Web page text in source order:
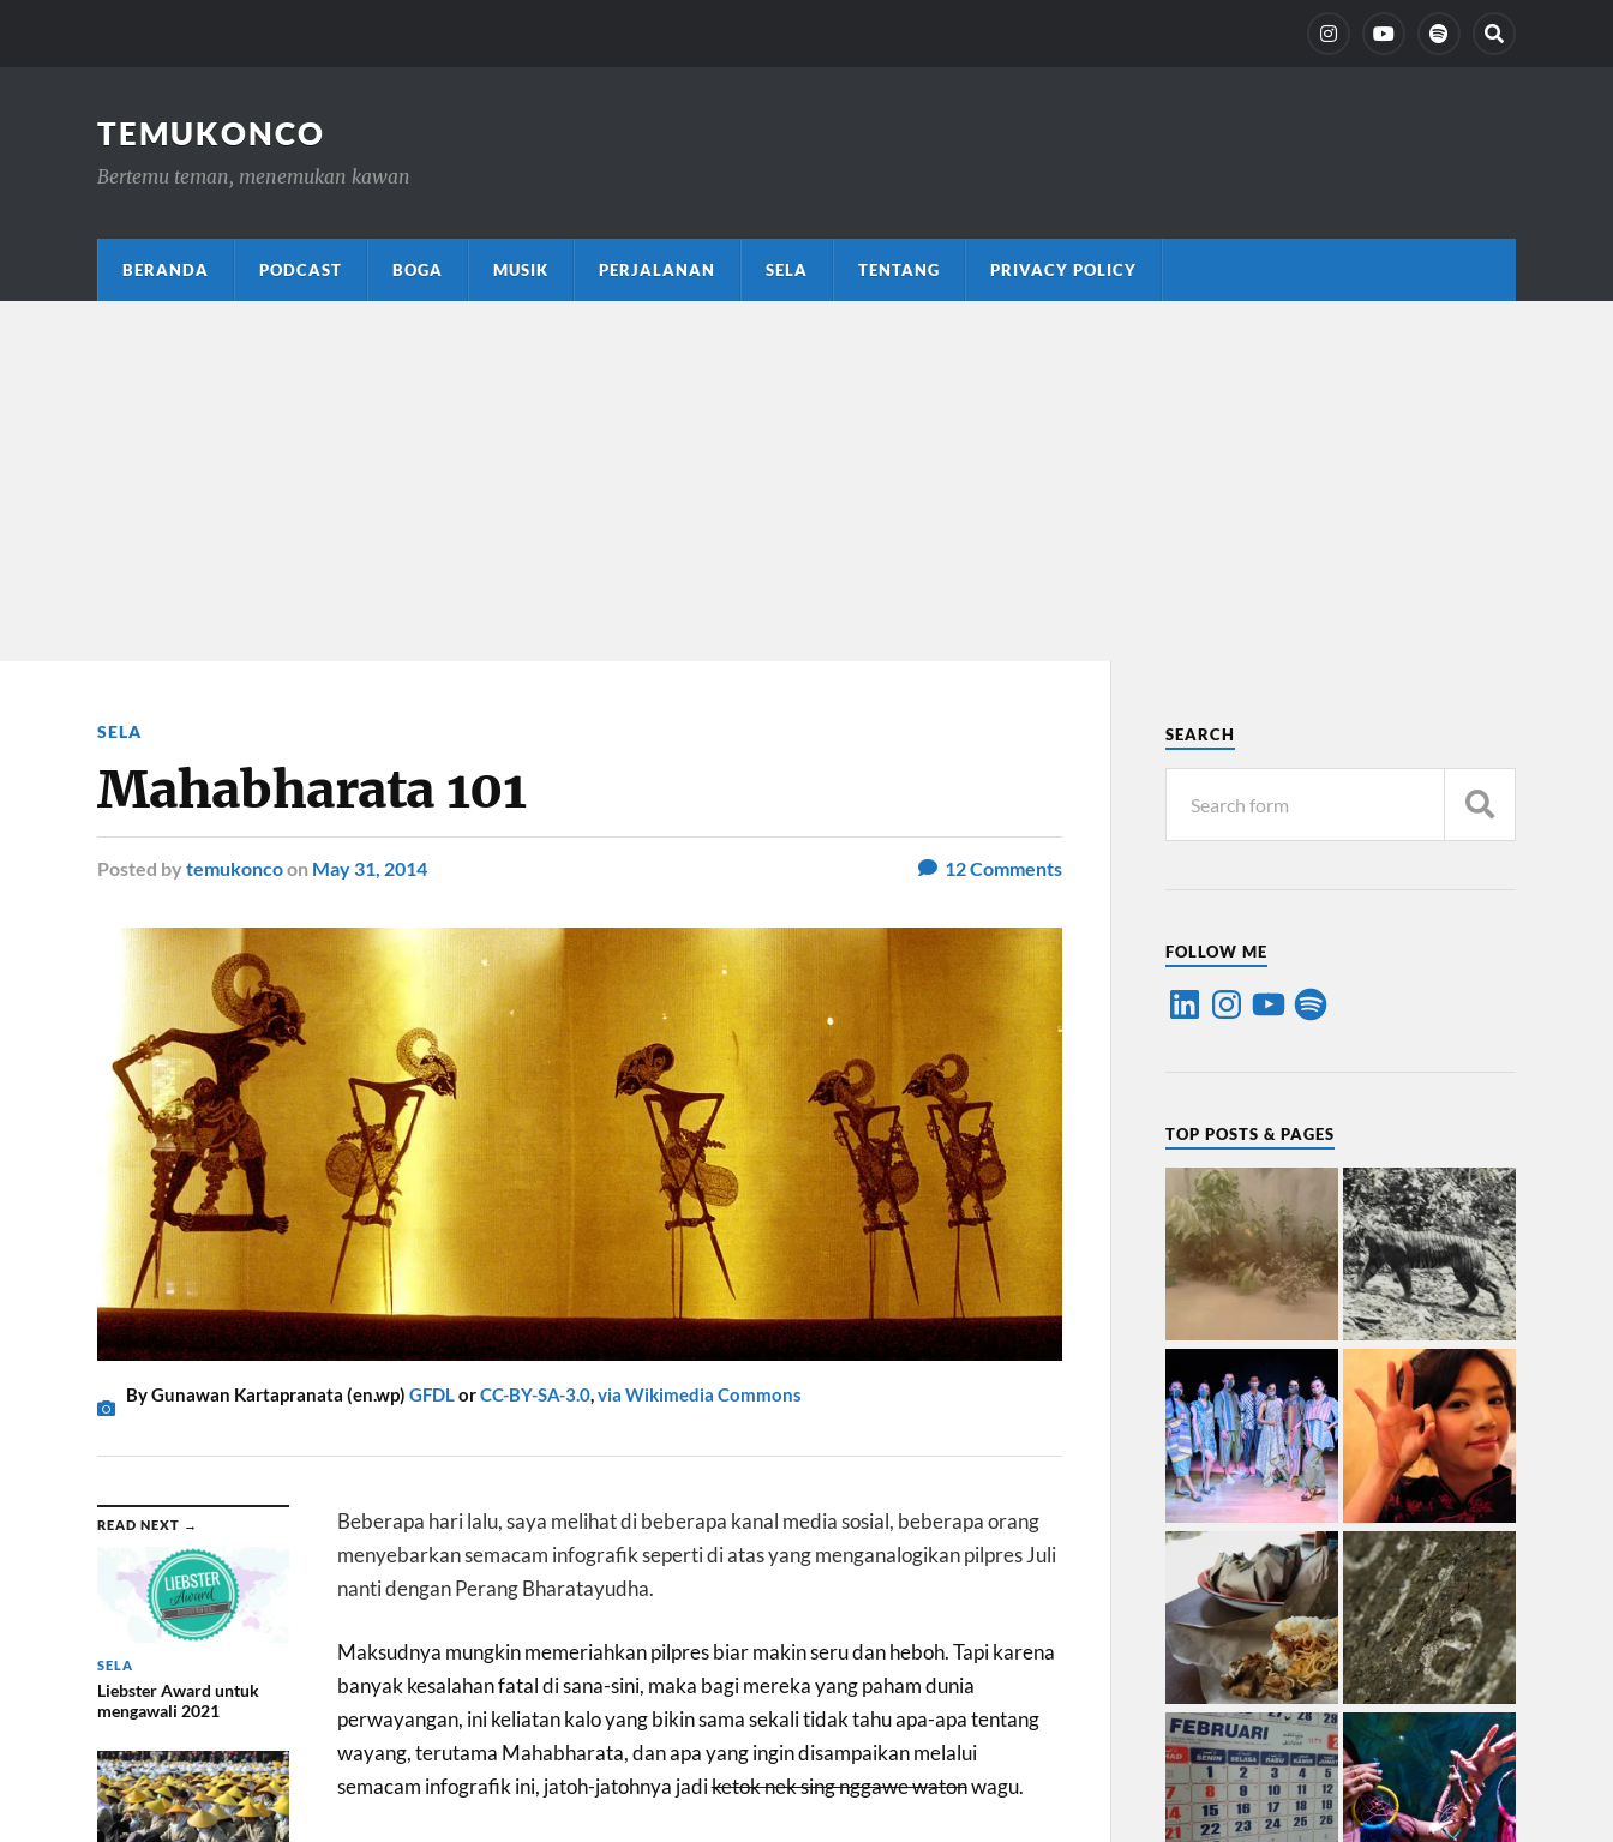
TEMUKONCO
Bertemu teman, menemukan kawan
BERANDA PODCAST BOGA MUSIK PERJALANAN SELA TENTANG PRIVACY POLICY
SELA
Mahabharata 101
Posted by temukoncoon May 31, 2014 12Comments
By Gunawan Kartapranata (en.wp) GFDLorCC-BY-SA-3.0,via Wikimedia Commons
READ NEXT →
SELA
Liebster Award untuk
mengawali 2021
Beberapa hari lalu, saya melihat di beberapa kanal media sosial, beberapa orang
menyebarkan semacam infografik seperti di atas yang menganalogikan pilpres Juli
nanti dengan Perang Bharatayudha.
Maksudnya mungkin memeriahkan pilpres biar makin seru dan heboh. Tapi karena
banyak kesalahan fatal di sana-sini, maka bagi mereka yang paham dunia
perwayangan, ini keliatan kalo yang bikin sama sekali tidak tahu apa-apa tentang
wayang, terutama Mahabharata, dan apa yang ingin disampaikan melalui
semacam infografik ini, jatoh-jatohnya jadiketok nek sing nggawe watonwagu.
SEARCH
FOLLOW ME
TOP POSTS & PAGES